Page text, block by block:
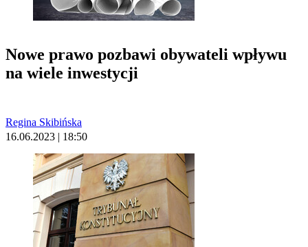
Nowe prawo pozbawi obywateli wpływu
na wiele inwestycji
Regina Skibińska
16.06.2023 | 18:50